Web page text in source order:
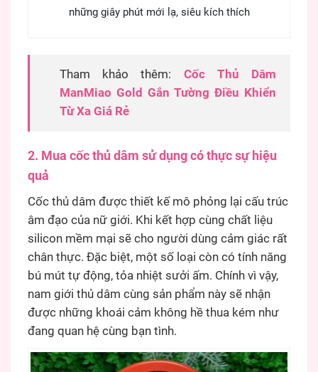
những giây phút mới lạ, siêu kích thích
Tham khảo thêm: Cốc Thủ Dâm
ManMiao Gold Gắn Tường Điều Khiển
Từ Xa Giá Rẻ
2. Mua cốc thủ dâm sử dụng có thực sự hiệu
quả
Cốc thủ dâm được thiết kế mô phỏng lại cấu trúc
âm đạo của nữ giới. Khi kết hợp cùng chất liệu
silicon mềm mại sẽ cho người dùng cảm giác rất
chân thực. Đặc biệt, một số loại còn có tính năng
bú mút tự động, tỏa nhiệt sưởi ấm. Chính vì vậy,
nam giới thủ dâm cùng sản phẩm này sẽ nhận
được những khoái cảm không hề thua kém như
đang quan hệ cùng bạn tình.